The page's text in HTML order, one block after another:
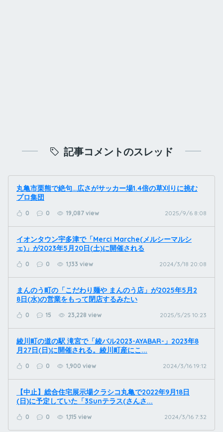
記事コメントのスレッド
丸亀市栗熊で絶句…広さがサッカー場1.4倍の草刈りに挑む
プロ集団
0 0 19,087 view 2025/9/6 8:08
イオンタウン宇多津で「Merci Marche(メルシーマルシ
ェ)」が2023年5月20日(土)に開催される
0 0 1,133 view 2024/3/18 20:08
まんのう町の「こだわり麺や まんのう店」が2025年5月2
8日(水)の営業をもって閉店するみたい
0 15 23,228 view 2025/5/25 10:23
綾川町の道の駅 滝宮で「綾バル2023-AYABAR-」2023年8
月27日(日)に開催される。綾川町産にこ...
0 0 1,900 view 2024/3/16 19:12
【中止】総合住宅展示場クラシコ丸亀で2022年9月18日
(日)に予定していた「3Sunテラス(さんさ...
0 0 1,115 view 2024/3/16 7:32